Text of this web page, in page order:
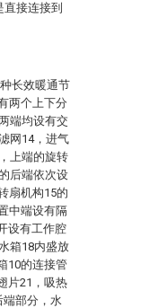
接连接到
长效暖通节
两个上下分
端均设有交
网14，进气
上端的旋转
后端依次设
扇机构15的
中端设有隔
设有工作腔
箱18内盛放
10的连接管
片21，吸热
端部分，水